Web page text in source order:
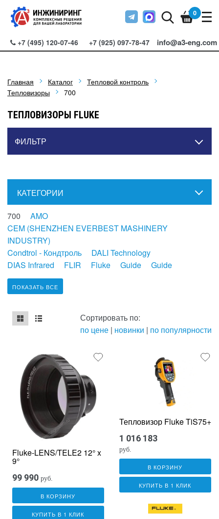
+7 (495) 120-07-46 +7 (925) 097-78-47 info@a3-eng.com
0
Главная Каталог
Тепловой контроль
Тепловизоры
700
ТЕПЛОВИЗОРЫ FLUKE
ФИЛЬТР
КАТЕГОРИИ
700
AMO
CEM (SHENZHEN EVERBEST MASHINERY
INDUSTRY)
Condtrol - Кондтроль
DALI Technology
DIAS Infrared
FLIR Fluke Guide Guide
ПОКАЗАТЬ ВСЕ
mse2_chunk_default
mse2_chunk_alternate
Сортировать по:
по цене | новинки | по популярности
Fluke-LENS/TELE2 12° x
9°
99 990 руб.
В КОРЗИНУ
КУПИТЬ В 1 КЛИК
Тепловизор Fluke TiS75+
1 016 183
руб.
В КОРЗИНУ
КУПИТЬ В 1 КЛИК